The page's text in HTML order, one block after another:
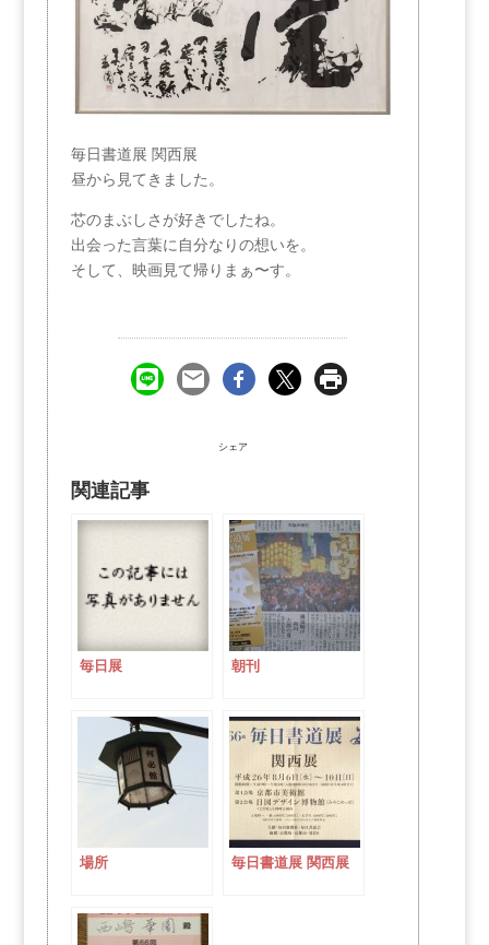
毎日書道展 関西展
昼から見てきました。
芯のまぶしさが好きでしたね。
出会った言葉に自分なりの想いを。
そして、映画見て帰りまぁ〜す。
シェア
関連記事
毎日展 朝刊
場所 毎日書道展 関西展